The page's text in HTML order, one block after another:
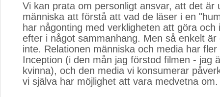
Vi kan prata om personligt ansvar, att det är
människa att förstå att vad de läser i en
har någonting med verkligheten att göra och
efter i något sammanhang. Men så enkelt är
inte. Relationen människa och media har fler
Inception (i den mån jag förstod filmen - jag
kvinna), och den media vi konsumerar
vi själva har möjlighet att vara medvetna om.